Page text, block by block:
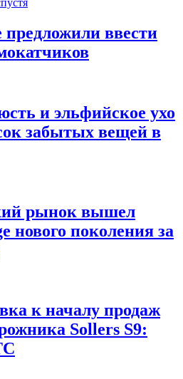
предложили ввести
и эльфийское ухо
забытых вещей в
рынок вышел
нового поколения за
к началу продаж
Sollers S9: